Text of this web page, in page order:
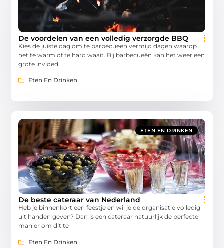
De voordelen van een volledig verzorgde BBQ
Kies de juiste dag om te barbecueën vermijd dagen waarop
het te warm of te hard waait. Bij barbecueën kan het weer een
grote invloed
Eten En Drinken
ETEN EN DRINKEN
De beste cateraar van Nederland
Heb je binnenkort een feestje en wil je de organisatie volledig
uit handen geven? Dan is een cateraar natuurlijk de perfecte
manier om dit te
Eten En Drinken